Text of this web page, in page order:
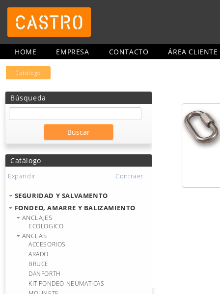
HOME EMPRESA CONTACTO ÁREA CLIENTE
Catálogo
Búsqueda
Catálogo
Expandir Contraer
SEGURIDAD Y SALVAMENTO
FONDEO, AMARRE Y BALIZAMIENTO
ANCLAJES
ECOLOGICO
ANCLAS
ACCESORIOS
ARADO
BRUCE
DANFORTH
KIT FONDEO NEUMATICAS